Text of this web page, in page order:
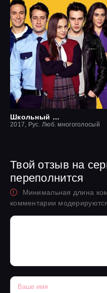
Школьный патруль
2017, Рус. Люб. многоголосый
Твой отзыв на
переполнится
Минимальная длина
комментарии